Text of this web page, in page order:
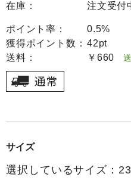
在庫：
注文受付
ポイント率：
0.5%
獲得ポイント数： 42pt
送料：
￥660 送
サイズ
選択しているサイズ：